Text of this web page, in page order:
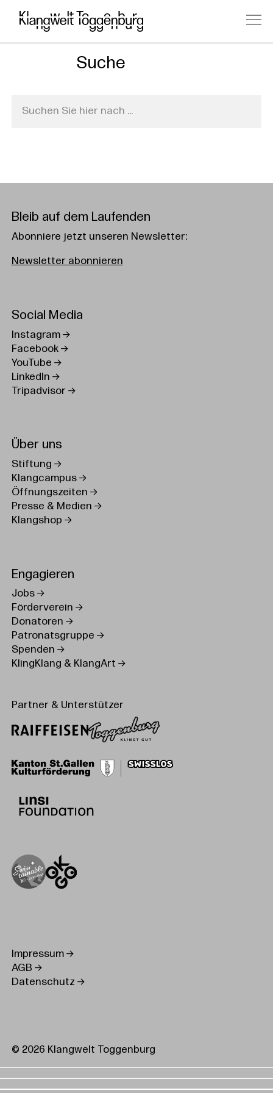
Suche
Bleib auf dem Laufenden
Abonniere jetzt unseren Newsletter:
Newsletter abonnieren
Social Media
Instagram
Facebook
YouTube
LinkedIn
Tripadvisor
Über uns
Stiftung
Klangcampus
Öffnungszeiten
Presse & Medien
Klangshop
Engagieren
Jobs
Förderverein
Donatoren
Patronatsgruppe
Spenden
KlingKlang & KlangArt
Partner & Unterstützer
Impressum
AGB
Datenschutz
© 2026 Klangwelt Toggenburg